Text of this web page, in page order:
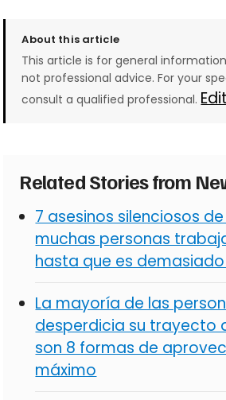
About this article
This article is for general
not professional advice. For your
consult a qualified professional.
Related Stories from
7 asesinos silenciosos
muchas personas
hasta que es
La mayoría de las
desperdicia su trayecto
son 8 formas de
máximo